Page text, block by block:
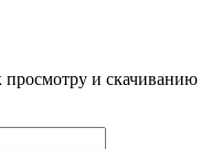
просмотру и скачиванию